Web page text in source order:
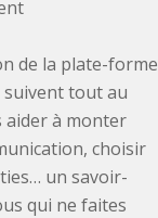
de la plate-forme
suivent tout au
à monter
choisir
un savoir-
qui ne faites